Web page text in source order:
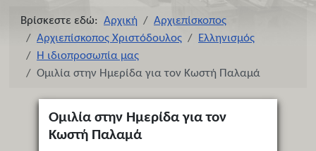
Βρίσκεστε εδώ: Αρχική
Αρχιεπίσκοπος
Αρχιεπίσκοπος Χριστόδουλος
Ελληνισμός
Η ιδιοπροσωπία μας
Ομιλία στην Ημερίδα για τον Κωστή Παλαμά
Ομιλία στην Ημερίδα για τον
Κωστή Παλαμά